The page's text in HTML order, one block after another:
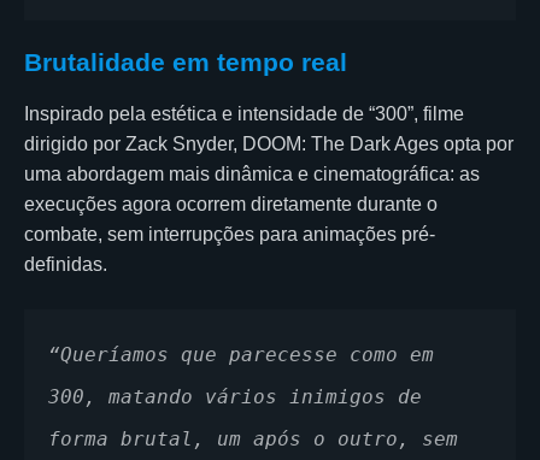
Brutalidade em tempo real
Inspirado pela estética e intensidade de “300”, filme
dirigido por Zack Snyder, DOOM: The Dark Ages opta por
uma abordagem mais dinâmica e cinematográfica: as
execuções agora ocorrem diretamente durante o
combate, sem interrupções para animações pré-
definidas.
“Queríamos que parecesse como em
300, matando vários inimigos de
forma brutal, um após o outro, sem